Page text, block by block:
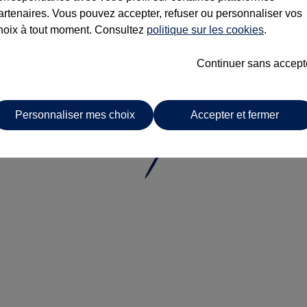
Vous pouvez accepter, refuser ou personnaliser vos
à tout moment. Consultez politique sur les cookies.
Continuer sans
Accepter et fermer
Personnaliser mes choix